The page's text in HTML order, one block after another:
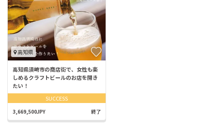
高知県
高知県須崎市の商店街で、女性も楽
しめるクラフトビールのお店を開き
たい！
SUCCESS
3,669,500JPY 終了